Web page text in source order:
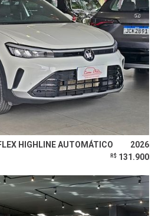
HIGHLINE AUTOMÁTICO 2026
R$ 131.900